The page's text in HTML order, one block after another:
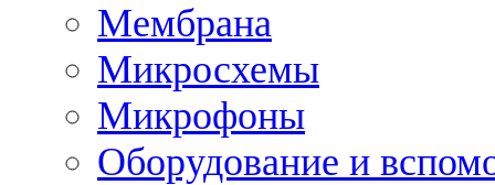
Мембрана
Микросхемы
Микрофоны
Оборудование и